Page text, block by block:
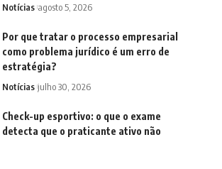
Notícias agosto 5, 2026
Por que tratar o processo empresarial
como problema jurídico é um erro de
estratégia?
Notícias julho 30, 2026
Check-up esportivo: o que o exame
detecta que o praticante ativo não